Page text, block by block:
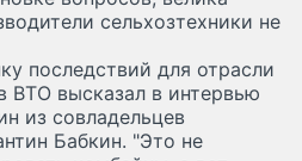
сельхозтехники не
последствий для отрасли
ВТО высказал в интервью
из совладельцев
Бабкин. "Это не